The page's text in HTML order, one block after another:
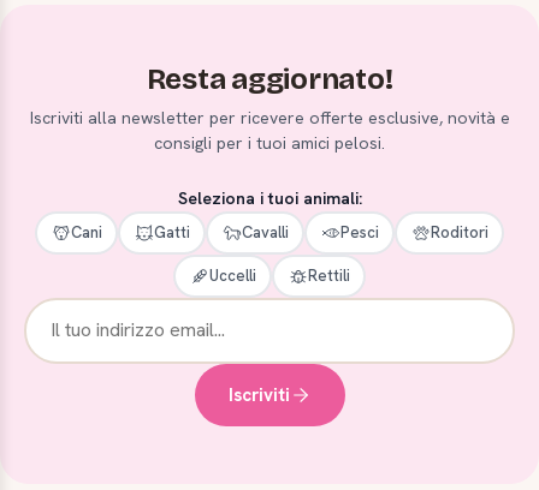
Resta aggiornato!
Iscriviti alla newsletter per ricevere offerte esclusive, novità e
consigli per i tuoi amici pelosi.
Seleziona i tuoi animali:
Cani Gatti Cavalli Pesci Roditori
Uccelli Rettili
Iscriviti